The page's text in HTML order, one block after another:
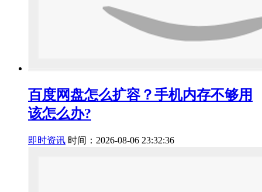
百度网盘怎么扩容？手机内存不够用
该怎么办?
即时资讯 时间：2026-08-06 23:32:36